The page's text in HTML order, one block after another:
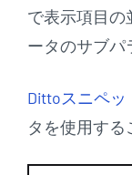
で表示項目の
ータのサブパ
Dittoスニペッ
タを使用する